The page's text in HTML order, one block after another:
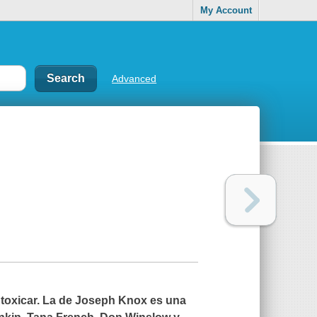
My Account
Advanced
La de Joseph Knox es una